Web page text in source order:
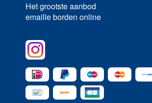
Het grootste aanbod
emaille borden online